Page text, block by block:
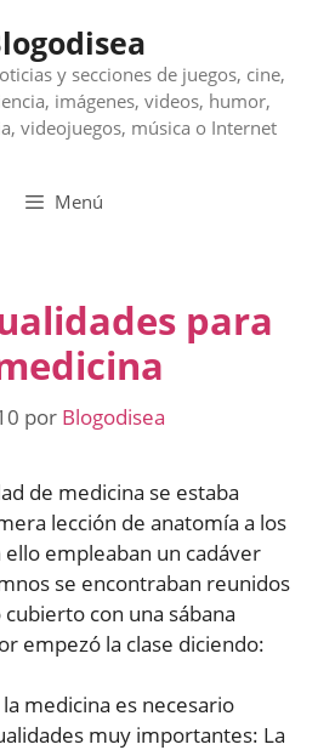
y secciones de juegos, cine,
imágenes, videos, humor,
videojuegos, música o Internet
Menú
para
por Blogodisea
de medicina se estaba
lección de anatomía a los
empleaban un cadáver
se encontraban reunidos
con una sábana
empezó la clase diciendo:
medicina es necesario
muy importantes: La